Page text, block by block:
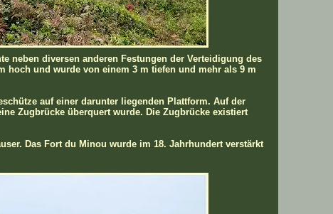
neben diversen anderen Festungen der Verteidigung des
hoch und wurde von einem 3 m tiefen und mehr als 9 m
auf einer darunter liegenden Plattform. Auf der
Zugbrücke überquert wurde. Die Zugbrücke existiert
Das Fort du Minou wurde im 18. Jahrhundert verstärkt